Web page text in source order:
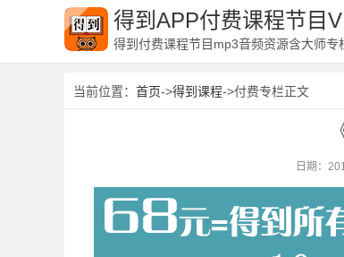
得到APP付费课程节目
得到付费课程节目mp3音频资源含大师
当前位置： 首页->得到课程->付费专栏正文
日期：